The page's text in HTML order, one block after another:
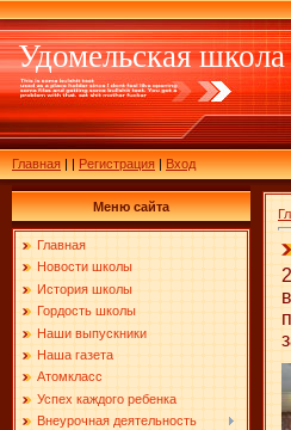
Удомельская
Главная||Регистрация|Вход
Меню сайта
Главная
Новости школы
История школы
Гордость школы
Наши выпускники
Наша газета
Атомкласс
Успех каждого ребенка
Внеурочная деятельность